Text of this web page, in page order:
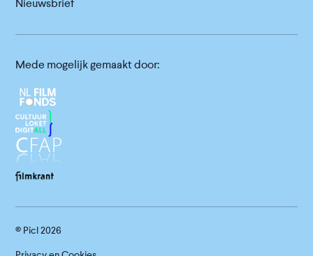
Nieuwsbrief
Mede mogelijk gemaakt door:
© Picl2026